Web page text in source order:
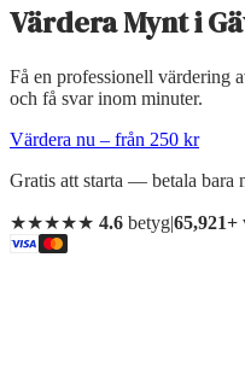
Värdera Mynti
Få en professionell värdering
och få svar inom minuter.
Värdera nu – från 250 kr
Gratis att starta — betala bara
★★★★★ 4.6 betyg|65,921+